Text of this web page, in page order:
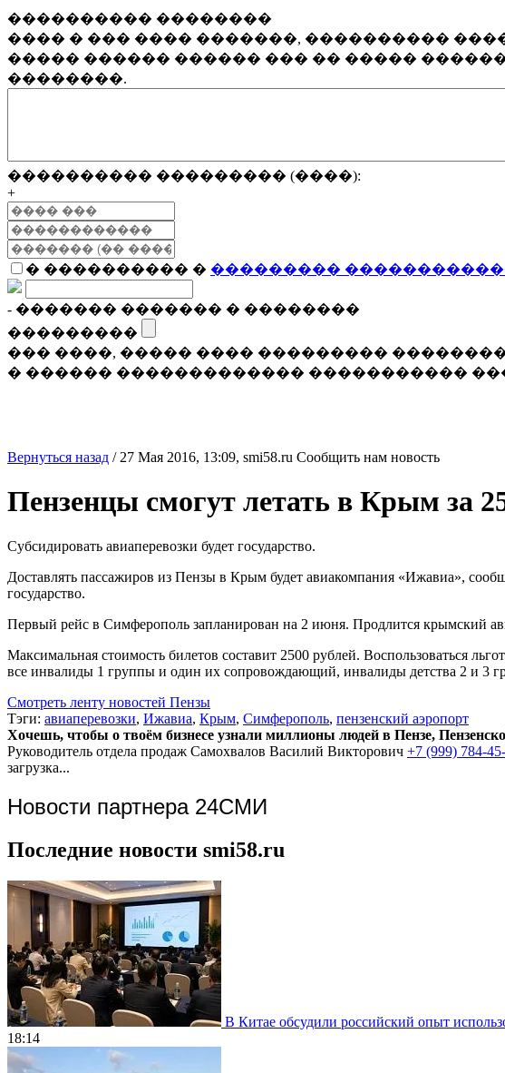
���������� ��������
���� � ��� ���� �������, ����������
����� ������ ������ ��� �� �����
��������.
���������� ��������� (����):
+
� ���������� � ���������
- ������� ������� � ��������
���������
��� ����, ����� ���� ���������
� ������ ������������� �����������
Вернуться назад / 27 Мая 2016, 13:09, smi58.ru Сообщить нам новость
Пензенцы смогут летать в Крым за
Субсидировать авиаперевозки будет государство.
Доставлять пассажиров из Пензы в Крым будет авиакомпания «Ижавиа»,
государство.
Первый рейс в Симферополь запланирован на 2 июня. Продлится крымский
Максимальная стоимость билетов составит 2500 рублей. Воспользоваться
все инвалиды 1 группы и один их сопровождающий, инвалиды детства 2 и 3
Смотреть ленту новостей Пензы
Тэги: авиаперевозки, Ижавиа, Крым, Симферополь, пензенский аэропорт
Хочешь, чтобы о твоём бизнесе узнали миллионы людей в Пензе,
Руководитель отдела продаж Самохвалов Василий Викторович +7 (999) 784-
загрузка...
Новости партнера 24СМИ
Последние новости smi58.ru
В Китае обсудили российский опыт
18:14